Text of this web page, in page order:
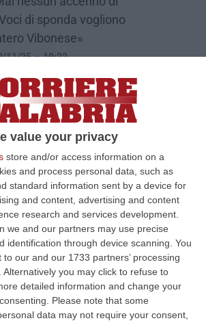
value your privacy
store and/or access information on a
and process personal data, such as
standard information sent by a device for
and content, advertising and content
research and services development.
we and our partners may use precise
identification through device scanning. You
our and our 1733 partners’ processing
you may click to refuse to
detailed information and change your
Please note that some
data may not require your consent,
di sponda vogliono
Vibonese»
11/25 – 19:22
Province, il “no” di Vibo.
periferia delle
l’ipotesi di tornare con